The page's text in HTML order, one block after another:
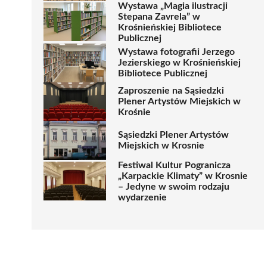
Wystawa „Magia ilustracji
Stepana Zavrela” w
Krośnieńskiej Bibliotece
Publicznej
Wystawa fotografii Jerzego
Jezierskiego w Krośnieńskiej
Bibliotece Publicznej
Zaproszenie na Sąsiedzki
Plener Artystów Miejskich w
Krośnie
Sąsiedzki Plener Artystów
Miejskich w Krosnie
Festiwal Kultur Pogranicza
„Karpackie Klimaty” w Krosnie
– Jedyne w swoim rodzaju
wydarzenie